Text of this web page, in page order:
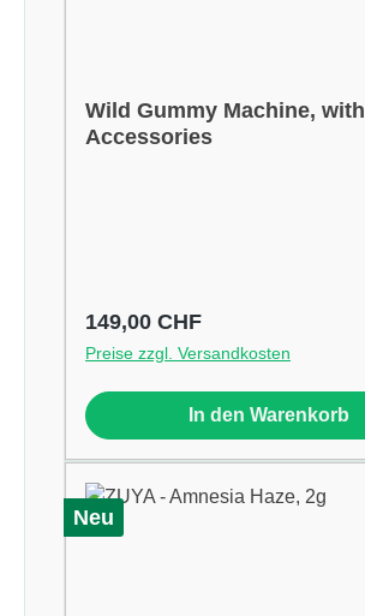
Wild Gummy Machine, with
Accessories
Regulärer Preis:
149,00 CHF
Preise zzgl. Versandkosten
In den Warenkorb
Neu